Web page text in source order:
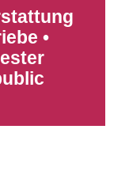
•